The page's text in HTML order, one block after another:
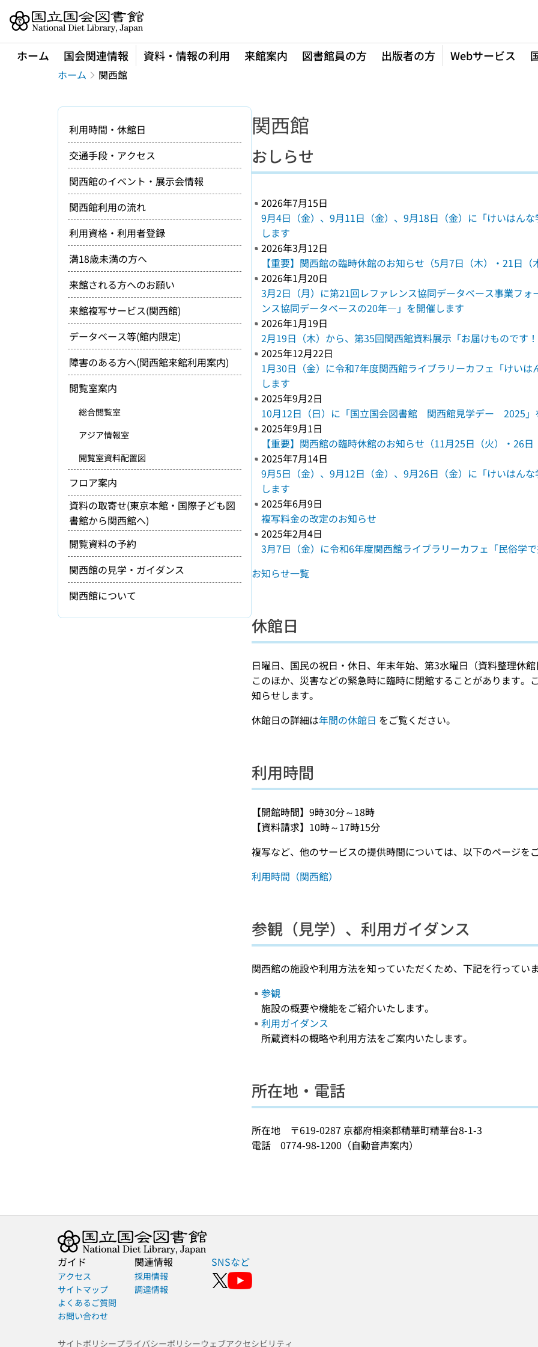
本文へ移動
ホーム 国会関連情報 資料・情報の利用 来館案内 図書館員の方 出版者の方 Webサービス
ホーム 関西館
関西館
おしらせ
2026年7月15日
9月4日（金）、9月11日（金）、9月18日（金）に「けいはん
します
2026年3月12日
【重要】関西館の臨時休館のお知らせ（5月7日（木）・21日（
2026年1月20日
3月2日（月）に第21回レファレンス協同データベース事業フ
ンス協同データベースの20年―」を開催します
2026年1月19日
2月19日（木）から、第35回関西館資料展示「お届けものです
2025年12月22日
1月30日（金）に令和7年度関西館ライブラリーカフェ「けい
します
2025年9月2日
10月12日（日）に「国立国会図書館 関西館見学デー 2025」
2025年9月1日
【重要】関西館の臨時休館のお知らせ（11月25日（火）・26日
2025年7月14日
9月5日（金）、9月12日（金）、9月26日（金）に「けいはん
します
2025年6月9日
複写料金の改定のお知らせ
2025年2月4日
3月7日（金）に令和6年度関西館ライブラリーカフェ「民俗学
お知らせ一覧
休館日
日曜日、国民の祝日・休日、年末年始、第3水曜日（資料整理休館
このほか、災害などの緊急時に臨時に閉館することがあります。
知らせします。
休館日の詳細は年間の休館日 をご覧ください。
利用時間
【開館時間】9時30分～18時
【資料請求】10時～17時15分
複写など、他のサービスの提供時間については、以下のページを
利用時間（関西館）
参観（見学）、利用ガイダンス
関西館の施設や利用方法を知っていただくため、下記を行っていま
参観
施設の概要や機能をご紹介いたします。
利用ガイダンス
所蔵資料の概略や利用方法をご案内いたします。
所在地・電話
所在地 〒619-0287 京都府相楽郡精華町精華台8-1-3
電話 0774-98-1200（自動音声案内）
利用時間・休館日
交通手段・アクセス
関西館のイベント・展示会情報
関西館利用の流れ
利用資格・利用者登録
満18歳未満の方へ
来館される方へのお願い
来館複写サービス(関西館)
データベース等(館内限定)
障害のある方へ(関西館来館利用案内)
閲覧室案内
総合閲覧室
アジア情報室
閲覧室資料配置図
フロア案内
資料の取寄せ(東京本館・国際子ども図
書館から関西館へ)
閲覧資料の予約
関西館の見学・ガイダンス
関西館について
ガイド
アクセス
サイトマップ
よくあるご質問
お問い合わせ
関連情報
採用情報
調達情報
SNSなど
サイトポリシープライバシーポリシーウェブアクセシビリティ